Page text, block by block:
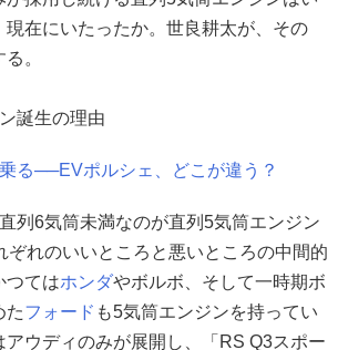
現在にいたったか。世良耕太が、その
。
誕生の理由
る──EVポルシェ、どこが違う？
列6気筒未満なのが直列5気筒エンジン
ぞれのいいところと悪いところの中間的
つてはホンダやボルボ、そして一時期ボ
たフォード も5気筒エンジンを持ってい
アウディのみが展開し、「RS Q3スポー